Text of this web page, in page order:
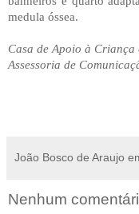
medula óssea.
Casa de Apoio à
Assessoria de
João Bosco de Araujo
Nenhum